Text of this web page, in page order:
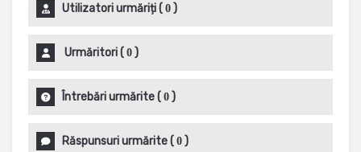
Utilizatori urmăriți( 0 )
Urmăritori( 0 )
Întrebări urmărite( 0 )
Răspunsuri urmărite( 0 )